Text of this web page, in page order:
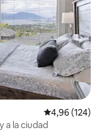
Calificación
4,96 (124)
a la ciudad